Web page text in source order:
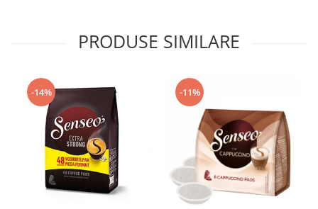
PRODUSE SIMILARE
-14% -11%